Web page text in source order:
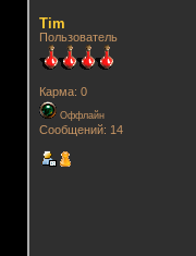
Tim
Пользователь
Карма: 0
Оффлайн
Сообщений: 14